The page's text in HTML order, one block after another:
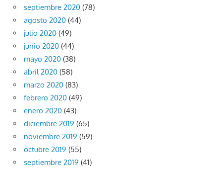
septiembre 2020 (78)
agosto 2020 (44)
julio 2020 (49)
junio 2020 (44)
mayo 2020 (38)
abril 2020 (58)
marzo 2020 (83)
febrero 2020 (49)
enero 2020 (43)
diciembre 2019 (65)
noviembre 2019 (59)
octubre 2019 (55)
septiembre 2019 (41)